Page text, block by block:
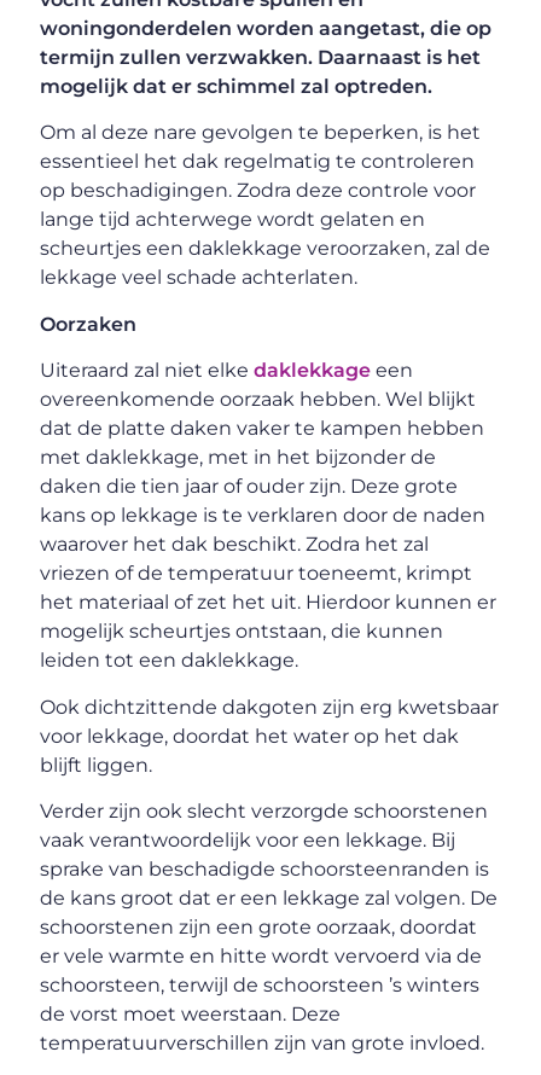
woningonderdelen worden aangetast, die op
termijn zullen verzwakken. Daarnaast is het
mogelijk dat er schimmel zal optreden.
Om al deze nare gevolgen te beperken, is het
essentieel het dak regelmatig te controleren
op beschadigingen. Zodra deze controle voor
lange tijd achterwege wordt gelaten en
scheurtjes een daklekkage veroorzaken, zal de
lekkage veel schade achterlaten.
Oorzaken
Uiteraard zal niet elkedaklekkage een
overeenkomende oorzaak hebben. Wel blijkt
dat de platte daken vaker te kampen hebben
met daklekkage, met in het bijzonder de
daken die tien jaar of ouder zijn. Deze grote
kans op lekkage is te verklaren door de naden
waarover het dak beschikt. Zodra het zal
vriezen of de temperatuur toeneemt, krimpt
het materiaal of zet het uit. Hierdoor kunnen er
mogelijk scheurtjes ontstaan, die kunnen
leiden tot een daklekkage.
Ook dichtzittende dakgoten zijn erg kwetsbaar
voor lekkage, doordat het water op het dak
blijft liggen.
Verder zijn ook slecht verzorgde schoorstenen
vaak verantwoordelijk voor een lekkage. Bij
sprake van beschadigde schoorsteenranden is
de kans groot dat er een lekkage zal volgen. De
schoorstenen zijn een grote oorzaak, doordat
er vele warmte en hitte wordt vervoerd via de
schoorsteen, terwijl de schoorsteen ’s winters
de vorst moet weerstaan. Deze
temperatuurverschillen zijn van grote invloed.